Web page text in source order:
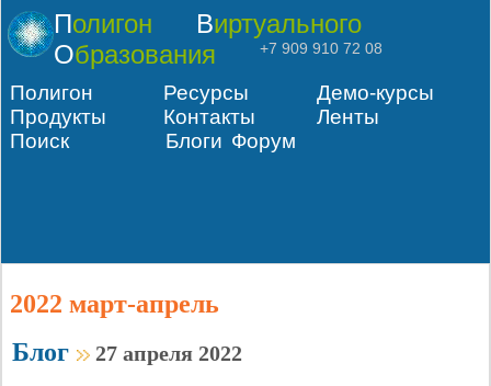
Полигон
Виртуального
Образования
+7 909 910 72 08
Полигон Ресурсы
Демо-курсы
Продукты
Контакты
Ленты
Поиск
Блоги Форум
2022 март-апрель
Блог
27 апреля 2022